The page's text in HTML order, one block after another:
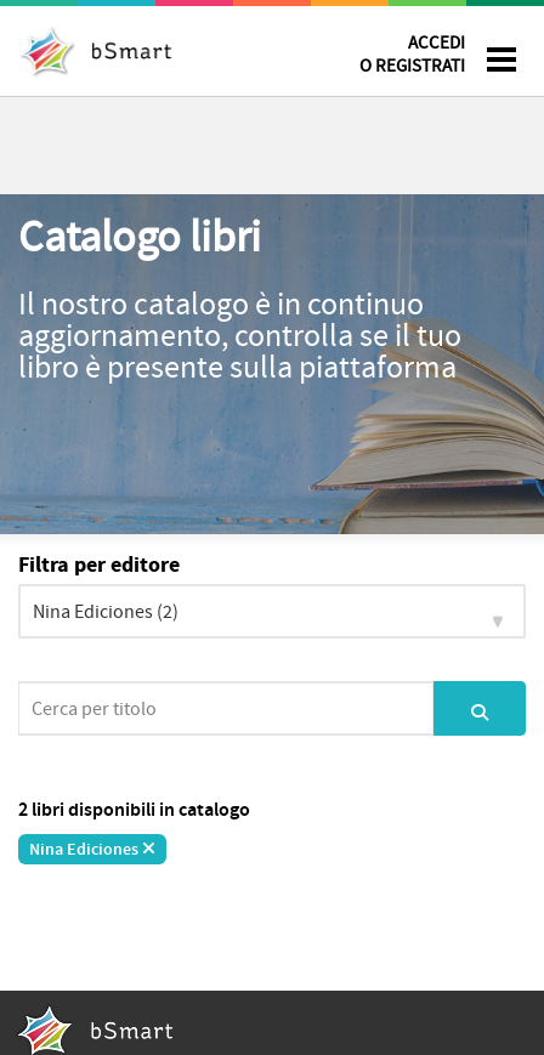
ACCEDI
O REGISTRATI
Catalogo libri
Il nostro catalogo è in continuo
aggiornamento, controlla se il tuo
libro è presente sulla piattaforma
Filtra per editore
2 libri disponibili in catalogo
Nina Ediciones